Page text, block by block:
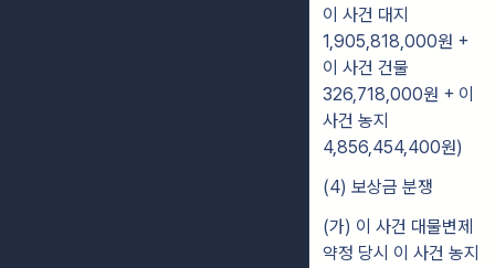
이 사건 대지
1,905,818,000원 +
이 사건 건물
326,718,000원 + 이
사건 농지
4,856,454,400원)
(4) 보상금 분쟁
(가) 이 사건 대물변제
약정 당시 이 사건 농지